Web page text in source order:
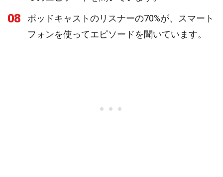
08
ポッドキャストのリスナーの70%が、スマート
フォンを使ってエピソードを聞いています。